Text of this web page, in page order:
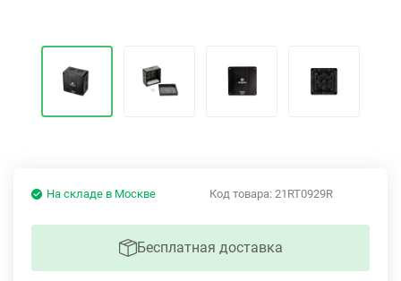
Код товара: 21RT0929R
На складе в Москве
Бесплатная доставка